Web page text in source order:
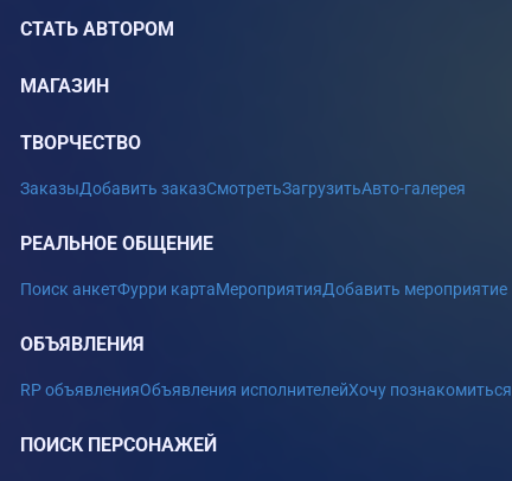
СТАТЬ АВТОРОМ
МАГАЗИН
ТВОРЧЕСТВО
ЗаказыДобавить заказСмотретьЗагрузитьАвто-галерея
РЕАЛЬНОЕ ОБЩЕНИЕ
Поиск анкетФурри картаМероприятияДобавить мероприятие
ОБЪЯВЛЕНИЯ
RP объявленияОбъявления исполнителейХочу познакомиться
ПОИСК ПЕРСОНАЖЕЙ